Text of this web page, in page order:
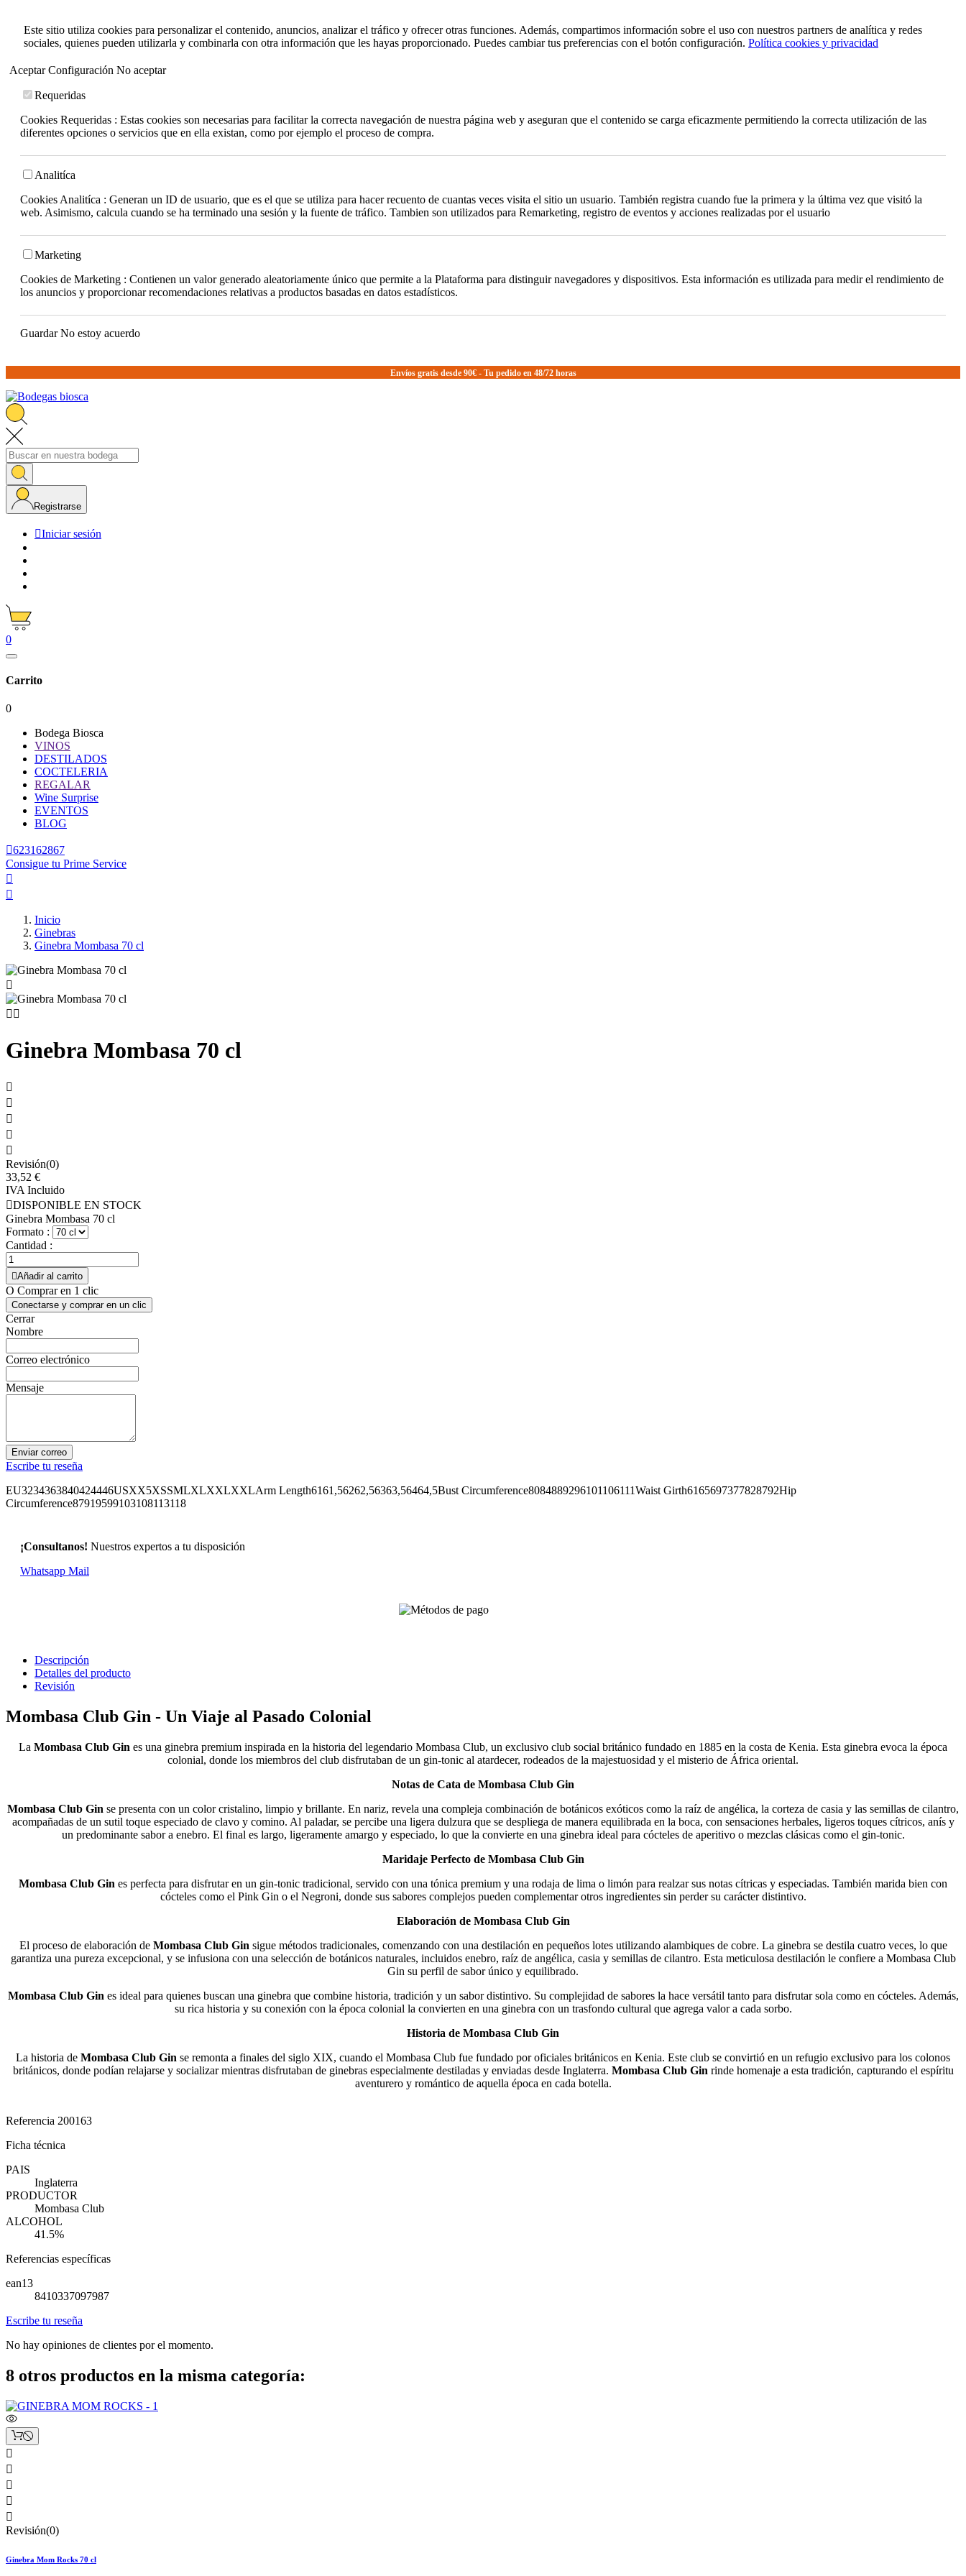
Este sitio utiliza cookies para personalizar el contenido, anuncios, analizar el tráfico y ofrecer otras funciones. Además, compartimos información sobre el uso con nuestros partners de analítica y redes
sociales, quienes pueden utilizarla y combinarla con otra información que les hayas proporcionado. Puedes cambiar tus preferencias con el botón configuración. Política cookies y privacidad
AceptarConfiguración No aceptar
Requeridas
Cookies Requeridas : Estas cookies son necesarias para facilitar la correcta navegación de nuestra página web y aseguran que el contenido se carga eficazmente permitiendo la correcta utilización de las
diferentes opciones o servicios que en ella existan, como por ejemplo el proceso de compra.
Analitíca
Cookies Analitíca : Generan un ID de usuario, que es el que se utiliza para hacer recuento de cuantas veces visita el sitio un usuario. También registra cuando fue la primera y la última vez que visitó la
web. Asimismo, calcula cuando se ha terminado una sesión y la fuente de tráfico. Tambien son utilizados para Remarketing, registro de eventos y acciones realizadas por el usuario
Marketing
Cookies de Marketing : Contienen un valor generado aleatoriamente único que permite a la Plataforma para distinguir navegadores y dispositivos. Esta información es utilizada para medir el rendimiento de
los anuncios y proporcionar recomendaciones relativas a productos basadas en datos estadísticos.
GuardarNo estoy acuerdo
Envíos gratis desde 90€ - Tu pedido en 48/72 horas
Registrarse
Iniciar sesión
0
Carrito
0
Bodega Biosca
VINOS
DESTILADOS
COCTELERIA
REGALAR
Wine Surprise
EVENTOS
BLOG
623162867
Consigue tu Prime Service


Inicio
Ginebras
Ginebra Mombasa 70 cl

 
Ginebra Mombasa 70 cl





Revisión(0)
33,52 €
IVA Incluido
DISPONIBLE EN STOCK
Ginebra Mombasa 70 cl
Formato :
Cantidad :
Añadir al carrito
O Comprar en 1 clic
Conectarse y comprar en un clic
Cerrar
Nombre
Correo electrónico
Mensaje
Enviar correo
Escribe tu reseña
EU3234363840424446USXX5XSSMLXLXXLXXLArm Length6161,56262,56363,56464,5Bust Circumference8084889296101106111Waist Girth6165697377828792Hip
Circumference87919599103108113118
¡Consultanos! Nuestros expertos a tu disposición
Whatsapp Mail
Descripción
Detalles del producto
Revisión
Mombasa Club Gin - Un Viaje al Pasado Colonial
La Mombasa Club Gin es una ginebra premium inspirada en la historia del legendario Mombasa Club, un exclusivo club social británico fundado en 1885 en la costa de Kenia. Esta ginebra evoca la época
colonial, donde los miembros del club disfrutaban de un gin-tonic al atardecer, rodeados de la majestuosidad y el misterio de África oriental.
Notas de Cata de Mombasa Club Gin
Mombasa Club Gin se presenta con un color cristalino, limpio y brillante. En nariz, revela una compleja combinación de botánicos exóticos como la raíz de angélica, la corteza de casia y las semillas de cilantro,
acompañadas de un sutil toque especiado de clavo y comino. Al paladar, se percibe una ligera dulzura que se despliega de manera equilibrada en la boca, con sensaciones herbales, ligeros toques cítricos, anís y
un predominante sabor a enebro. El final es largo, ligeramente amargo y especiado, lo que la convierte en una ginebra ideal para cócteles de aperitivo o mezclas clásicas como el gin-tonic.
Maridaje Perfecto de Mombasa Club Gin
Mombasa Club Gin es perfecta para disfrutar en un gin-tonic tradicional, servido con una tónica premium y una rodaja de lima o limón para realzar sus notas cítricas y especiadas. También marida bien con
cócteles como el Pink Gin o el Negroni, donde sus sabores complejos pueden complementar otros ingredientes sin perder su carácter distintivo.
Elaboración de Mombasa Club Gin
El proceso de elaboración de Mombasa Club Gin sigue métodos tradicionales, comenzando con una destilación en pequeños lotes utilizando alambiques de cobre. La ginebra se destila cuatro veces, lo que
garantiza una pureza excepcional, y se infusiona con una selección de botánicos naturales, incluidos enebro, raíz de angélica, casia y semillas de cilantro. Esta meticulosa destilación le confiere a Mombasa Club
Gin su perfil de sabor único y equilibrado.
Mombasa Club Gin es ideal para quienes buscan una ginebra que combine historia, tradición y un sabor distintivo. Su complejidad de sabores la hace versátil tanto para disfrutar sola como en cócteles. Además,
su rica historia y su conexión con la época colonial la convierten en una ginebra con un trasfondo cultural que agrega valor a cada sorbo.
Historia de Mombasa Club Gin
La historia de Mombasa Club Gin se remonta a finales del siglo XIX, cuando el Mombasa Club fue fundado por oficiales británicos en Kenia. Este club se convirtió en un refugio exclusivo para los colonos
británicos, donde podían relajarse y socializar mientras disfrutaban de ginebras especialmente destiladas y enviadas desde Inglaterra. Mombasa Club Gin rinde homenaje a esta tradición, capturando el espíritu
aventurero y romántico de aquella época en cada botella.
Referencia 200163
Ficha técnica
PAIS
Inglaterra
PRODUCTOR
Mombasa Club
ALCOHOL
41.5%
Referencias específicas
ean13
8410337097987
Escribe tu reseña
No hay opiniones de clientes por el momento.
8 otros productos en la misma categoría:





Revisión(0)
Ginebra Mom Rocks 70 cl